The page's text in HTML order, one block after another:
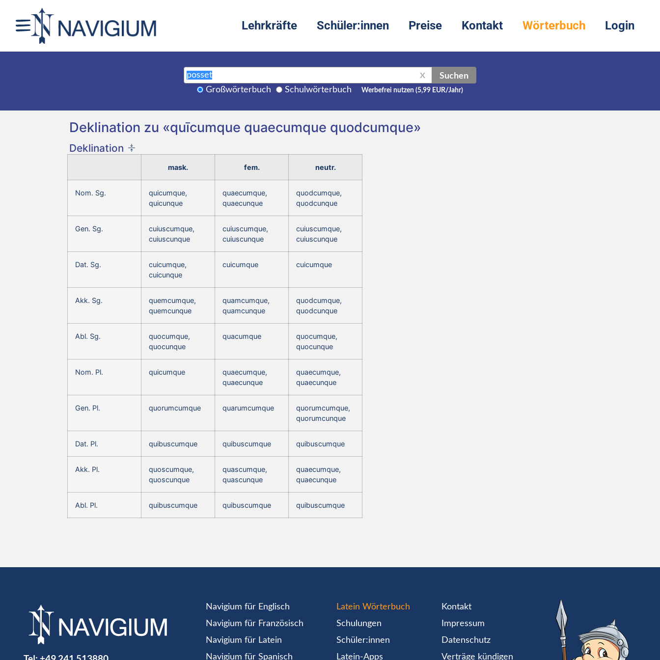
Lehrkräfte Schüler:innen Preise Kontakt Wörterbuch Login
X Suchen
Großwörterbuch Schulwörterbuch Werbefrei nutzen (5,99 EUR/Jahr)
Deklination zu «quīcumque quaecumque quodcumque»
Deklination
mask. fem. neutr.
Nom. Sg.
quicumque,
quicunque
quaecumque,
quaecunque
quodcumque,
quodcunque
Gen. Sg.
cuiuscumque,
cuiuscunque
cuiuscumque,
cuiuscunque
cuiuscumque,
cuiuscunque
Dat. Sg.
cuicumque,
cuicunque
cuicumque cuicumque
Akk. Sg.
quemcumque,
quemcunque
quamcumque,
quamcunque
quodcumque,
quodcunque
Abl. Sg.
quocumque,
quocunque
quacumque
quocumque,
quocunque
Nom. Pl. quicumque
quaecumque,
quaecunque
quaecumque,
quaecunque
Gen. Pl. quorumcumque quarumcumque
quorumcumque,
quorumcunque
Dat. Pl. quibuscumque quibuscumque quibuscumque
Akk. Pl.
quoscumque,
quoscunque
quascumque,
quascunque
quaecumque,
quaecunque
Abl. Pl. quibuscumque quibuscumque quibuscumque
Navigium für Englisch
Navigium für Französisch
Navigium für Latein
Navigium für Spanisch
Latein Wörterbuch
Schulungen
Schüler:innen
Latein-Apps
Kontakt
Impressum
Datenschutz
Verträge kündigen